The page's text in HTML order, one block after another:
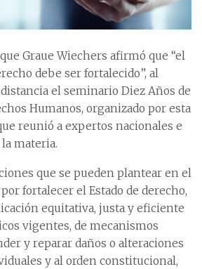
Graue Wiechers afirmó que “el
debe ser fortalecido”, al
el seminario Diez Años de
Humanos, organizado por esta
reunió a expertos nacionales e
materia.
que se pueden plantear en el
fortalecer el Estado de derecho,
equitativa, justa y eficiente
vigentes, de mecanismos
y reparar daños o alteraciones
y al orden constitucional,